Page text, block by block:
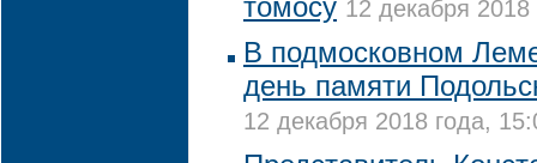
томосу 12 декабря 2018
В подмосковном
день памяти
12 декабря 2018 года,